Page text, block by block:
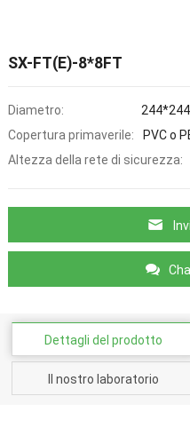
SX-FT(E)-8*8FT
Diametro:
Copertura primaverile:
PVC o
Altezza della rete di sicurezza:
Dettagli del prodotto
Il nostro laboratorio